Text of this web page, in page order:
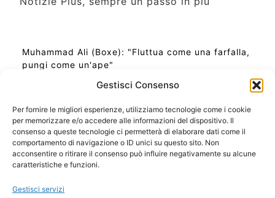
Gestisci Consenso
Per fornire le migliori esperienze, utilizziamo tecnologie come i cookie
per memorizzare e/o accedere alle informazioni del dispositivo. Il
consenso a queste tecnologie ci permetterà di elaborare dati come il
comportamento di navigazione o ID unici su questo sito. Non
acconsentire o ritirare il consenso può influire negativamente su alcune
caratteristiche e funzioni.
Gestisci servizi
Muhammad Ali (Boxe): "Fluttua come una farfalla,
pungi come un'ape"
Ora Esatta in Italia in questo momento
Ti Senti Strano Ultimamente? Potrebbe Essere per
la Risonanza di Schumann
Come Sapere Se Stai Ascendendo alla Quinta